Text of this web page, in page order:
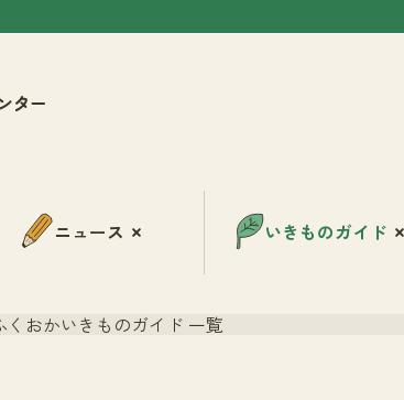
ニュース いきものガイド
くおかいきものガイド 一覧